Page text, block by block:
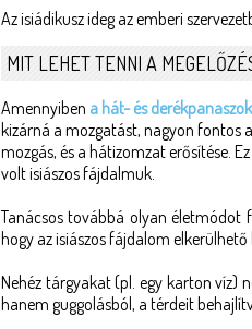
Az isiádikusz ideg az emberi
MIT LEHET TENNI A
Amennyiben a hát- és derékpanaszok
kizárná a mozgatást, nagyon fontos
mozgás, és a hátizomzat erősítése.
volt isiászos fájdalmuk.
Tanácsos továbbá olyan életmódot
hogy az isiászos fájdalom elkerülhető
Nehéz tárgyakat (pl. egy karton víz)
hanem guggolásból, a térdeit